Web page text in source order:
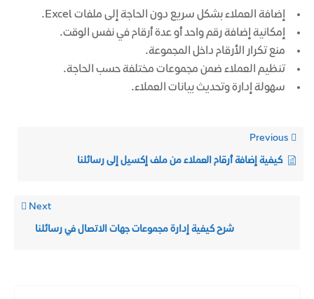
إضافة العملاء بشكل سريع دون الحاجة إلى ملفات Excel.
إمكانية إضافة رقم واحد أو عدة أرقام في نفس الوقت.
منع تكرار الأرقام داخل المجموعة.
تنظيم العملاء ضمن مجموعات مختلفة حسب الحاجة.
سهولة إدارة وتحديث بيانات العملاء.
كيفية إضافة أرقام العملاء من ملف إكسيل إلى رسائلنا
Next
شرح كيفية إدارة مجموعات جهات الاتصال في رسائلنا